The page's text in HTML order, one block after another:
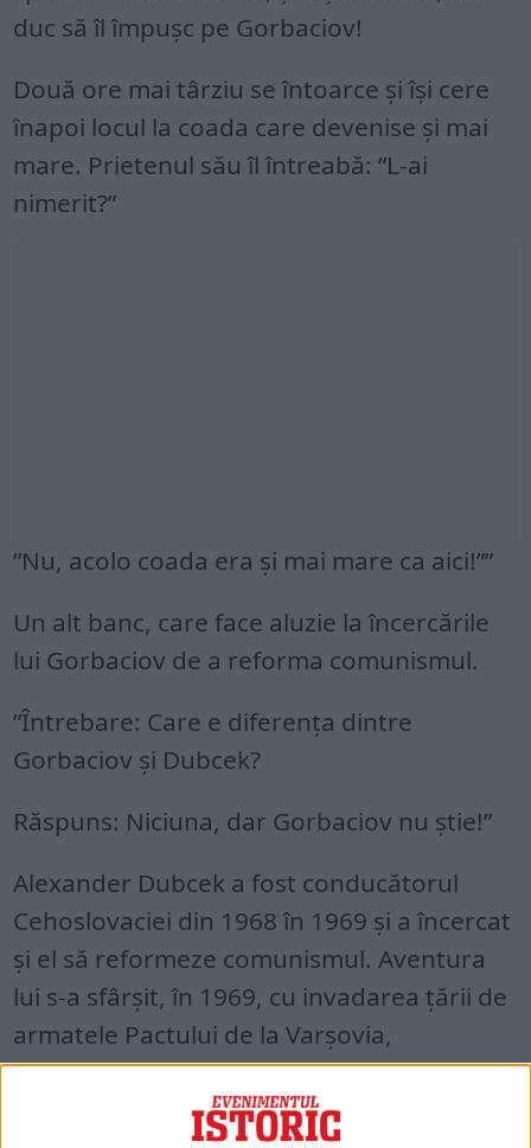
duc să îl împușc pe Gorbaciov!
Două ore mai târziu se întoarce și își cere
înapoi locul la coada care devenise și mai
mare. Prietenul său îl întreabă: ”L-ai
nimerit?”
”Nu, acolo coada era și mai mare ca aici!””
Un alt banc, care face aluzie la încercările
lui Gorbaciov de a reforma comunismul.
”Întrebare: Care e diferența dintre
Gorbaciov și Dubcek?
Răspuns: Niciuna, dar Gorbaciov nu știe!”
Alexander Dubcek a fost conducătorul
Cehoslovaciei din 1968 în 1969 și a încercat
și el să reformeze comunismul. Aventura
lui s-a sfârșit, în 1969, cu invadarea țării de
armatele Pactului de la Varșovia,
Primăvara de la Praga.